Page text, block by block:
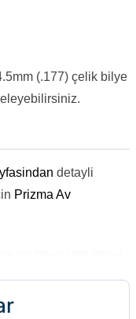
(.177) çelik bilye
detayli
Prizma Av